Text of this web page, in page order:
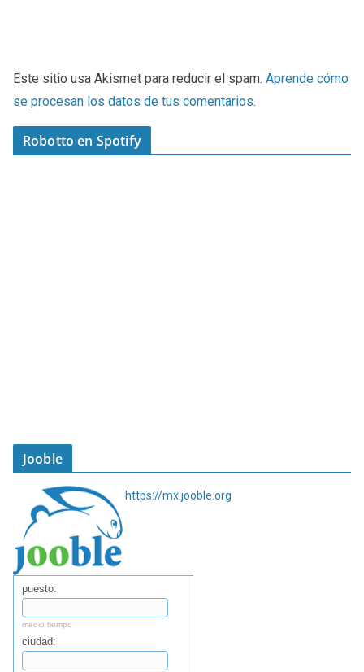
Este sitio usa Akismet para reducir el spam. Aprende cómo
se procesan los datos de tus comentarios.
Robotto en Spotify
Jooble
https://mx.jooble.org
puesto:
medio tiempo
ciudad: